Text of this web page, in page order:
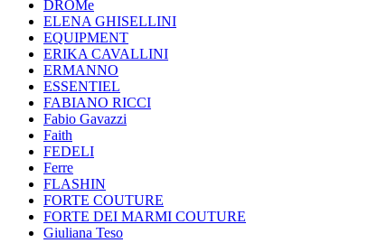
DROMe
ELENA GHISELLINI
EQUIPMENT
ERIKA CAVALLINI
ERMANNO
ESSENTIEL
FABIANO RICCI
Fabio Gavazzi
Faith
FEDELI
Ferre
FLASHIN
FORTE COUTURE
FORTE DEI MARMI COUTURE
Giuliana Teso